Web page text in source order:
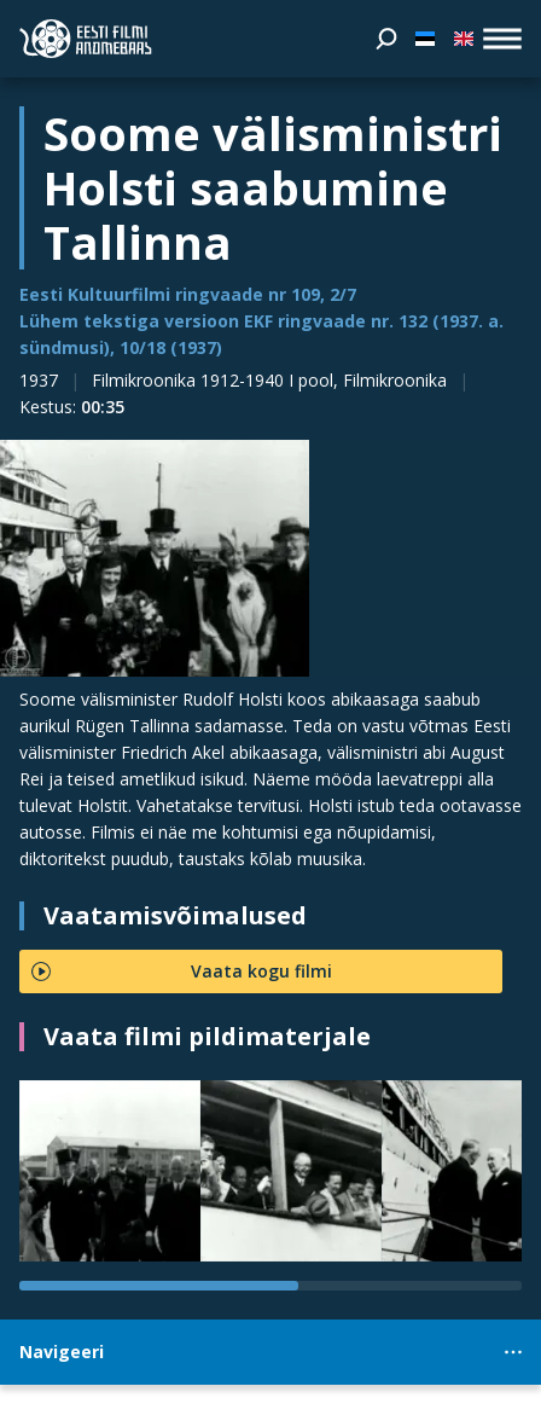
Soome välisministri
Holsti saabumine
Tallinna
Eesti Kultuurfilmi ringvaade nr 109, 2/7
Lühem tekstiga versioon EKF ringvaade nr. 132 (1937. a.
sündmusi), 10/18 (1937)
1937
Filmikroonika 1912-1940 I pool, Filmikroonika
Kestus: 00:35
Soome välisminister Rudolf Holsti koos abikaasaga saabub
aurikul Rügen Tallinna sadamasse. Teda on vastu võtmas Eesti
välisminister Friedrich Akel abikaasaga, välisministri abi August
Rei ja teised ametlikud isikud. Näeme mööda laevatreppi alla
tulevat Holstit. Vahetatakse tervitusi. Holsti istub teda ootavasse
autosse. Filmis ei näe me kohtumisi ega nõupidamisi,
diktoritekst puudub, taustaks kõlab muusika.
Vaatamisvõimalused
Vaata kogu filmi
Vaata filmi pildimaterjale
Navigeeri